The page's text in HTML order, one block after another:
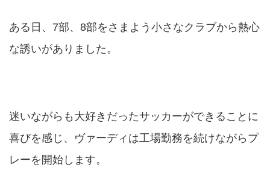
ある日、7部、8部をさまよう小さなクラブから熱心
な誘いがありました。
迷いながらも大好きだったサッカーができることに
喜びを感じ、ヴァーディは工場勤務を続けながらプ
レーを開始します。